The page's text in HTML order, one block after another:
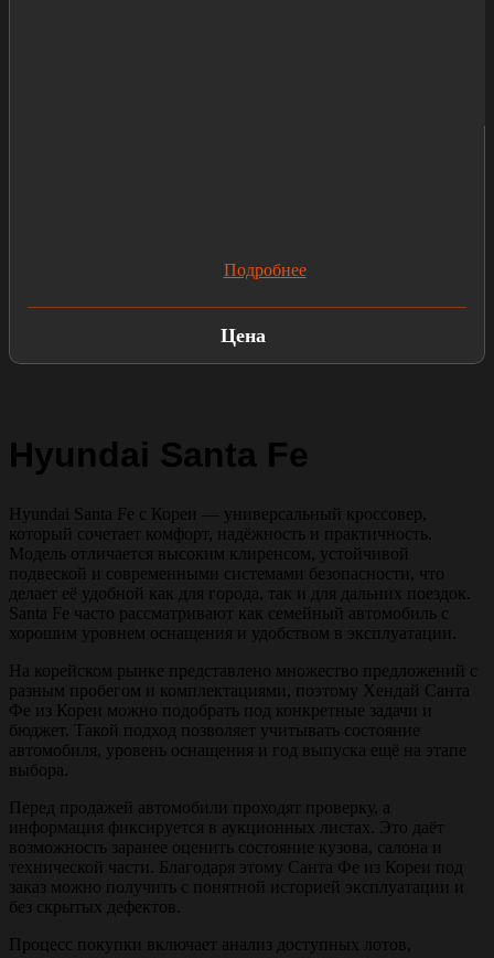
Подробнее
Цена
Hyundai Santa Fe
Hyundai Santa Fe с Кореи — универсальный кроссовер,
который сочетает комфорт, надёжность и практичность.
Модель отличается высоким клиренсом, устойчивой
подвеской и современными системами безопасности, что
делает её удобной как для города, так и для дальних поездок.
Santa Fe часто рассматривают как семейный автомобиль с
хорошим уровнем оснащения и удобством в эксплуатации.
На корейском рынке представлено множество предложений с
разным пробегом и комплектациями, поэтому Хендай Санта
Фе из Кореи можно подобрать под конкретные задачи и
бюджет. Такой подход позволяет учитывать состояние
автомобиля, уровень оснащения и год выпуска ещё на этапе
выбора.
Перед продажей автомобили проходят проверку, а
информация фиксируется в аукционных листах. Это даёт
возможность заранее оценить состояние кузова, салона и
технической части. Благодаря этому Санта Фе из Кореи под
заказ можно получить с понятной историей эксплуатации и
без скрытых дефектов.
Процесс покупки включает анализ доступных лотов,